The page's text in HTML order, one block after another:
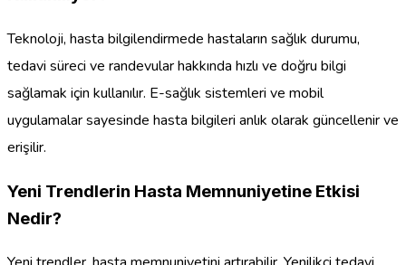
Teknoloji, hasta bilgilendirmede hastaların sağlık durumu,
tedavi süreci ve randevular hakkında hızlı ve doğru bilgi
sağlamak için kullanılır. E-sağlık sistemleri ve mobil
uygulamalar sayesinde hasta bilgileri anlık olarak güncellenir ve
erişilir.
Yeni Trendlerin Hasta Memnuniyetine Etkisi
Nedir?